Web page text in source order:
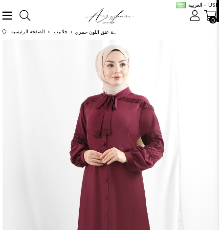
العربية - USD
0
الصفحة الرئيسية جلابيب عباية بربطة عنق اللون خمري